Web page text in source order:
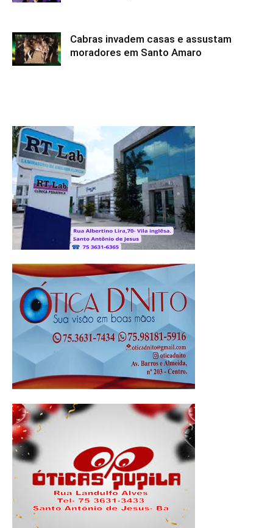
Cabras invadem casas e assustam
moradores em Santo Amaro